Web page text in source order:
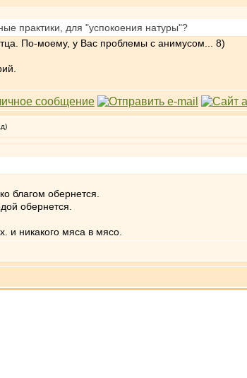
практики, для "успокоения натуры"?
По-моему, у Вас проблемы с анимусом... 8)
благом обернется.
обернется.
и никакого мяса в мясо.